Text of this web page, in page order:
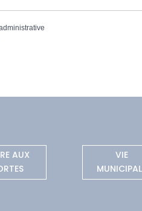
AUX
VIE